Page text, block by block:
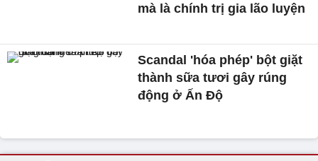
mà là chính trị gia lão luyện
Scandal 'hóa phép' bột giặt
thành sữa tươi gây rúng
động ở Ấn Độ